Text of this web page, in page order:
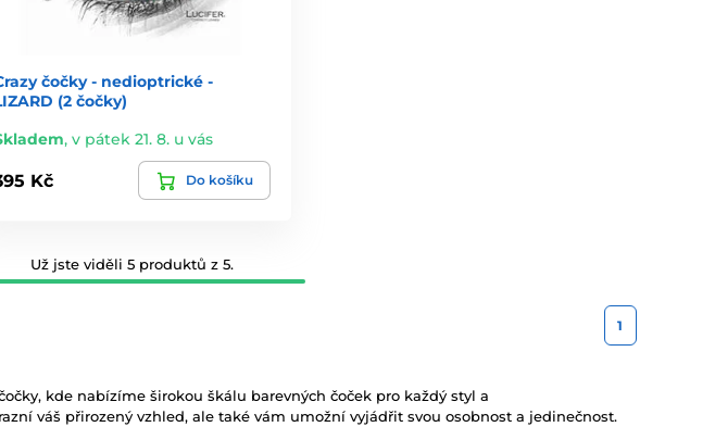
čočky - nedioptrické -
(2 čočky)
, v pátek 21. 8. u vás
Kč Do košíku
Už jste viděli 5 produktů z 5.
1
kde nabízíme širokou škálu barevných čoček pro každý styl a
váš přirozený vzhled, ale také vám umožní vyjádřit svou osobnost a jedinečnost.